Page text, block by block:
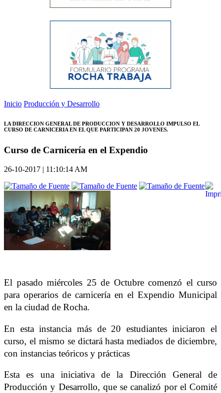
Inicio Producción y Desarrollo
LA DIRECCION GENERAL DE PRODUCCION Y DESARROLLO IMPULSO EL
CURSO DE CARNICERIA EN EL QUE PARTICIPAN 20 JOVENES.
Curso de Carnicería en el Expendio
26-10-2017 | 11:10:14 AM
El pasado miércoles 25 de Octubre comenzó el curso
para operarios de carnicería en el Expendio Municipal
en la ciudad de Rocha.
En esta instancia más de 20 estudiantes iniciaron el
curso, el mismo se dictará hasta mediados de diciembre,
con instancias teóricos y prácticas
Esta es una iniciativa de la Dirección General de
Producción y Desarrollo, que se canalizó por el Comité